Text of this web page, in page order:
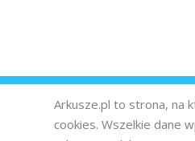
Arkusze.pl to strona, na
cookies. Wszelkie dane